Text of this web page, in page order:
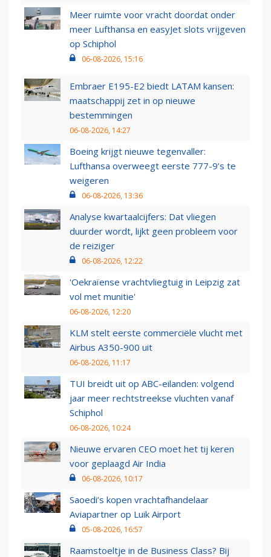
Meer ruimte voor vracht doordat onder
meer Lufthansa en easyJet slots vrijgeven
op Schiphol
06-08-2026, 15:16
Embraer E195-E2 biedt LATAM kansen:
maatschappij zet in op nieuwe
bestemmingen
06-08-2026, 14:27
Boeing krijgt nieuwe tegenvaller:
Lufthansa overweegt eerste 777-9’s te
weigeren
06-08-2026, 13:36
Analyse kwartaalcijfers: Dat vliegen
duurder wordt, lijkt geen probleem voor
de reiziger
06-08-2026, 12:22
'Oekraïense vrachtvliegtuig in Leipzig zat
vol met munitie'
06-08-2026, 12:20
KLM stelt eerste commerciële vlucht met
Airbus A350-900 uit
06-08-2026, 11:17
TUI breidt uit op ABC-eilanden: volgend
jaar meer rechtstreekse vluchten vanaf
Schiphol
06-08-2026, 10:24
Nieuwe ervaren CEO moet het tij keren
voor geplaagd Air India
06-08-2026, 10:17
Saoedi’s kopen vrachtafhandelaar
Aviapartner op Luik Airport
05-08-2026, 16:57
Raamstoeltje in de Business Class? Bij